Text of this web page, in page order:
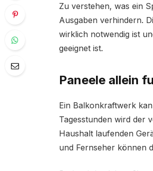
Zu verstehen, was ein
Ausgaben verhindern.
wirklich notwendig ist
geeignet ist.
Paneele allein
Ein Balkonkraftwerk
Tagesstunden wird der
Haushalt laufenden
und Fernseher können